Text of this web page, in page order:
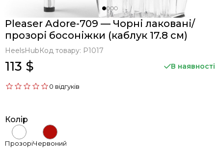
Pleaser Adore-709 — Чорні лаковані/
прозорі босоніжки (каблук 17.8 см)
HeelsHubКод товару: P1017
113 $ В наявності
0 відгуків
Колір
ПрозоріЧервоний